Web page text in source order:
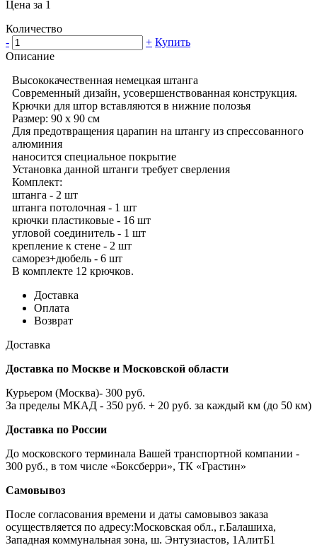
Цена за 1
Количество
-
+ Купить
Описание
Высококачественная немецкая штанга
Современный дизайн, усовершенствованная конструкция.
Крючки для штор вставляются в нижние полозья
Размер: 90 х 90 см
Для предотвращения царапин на штангу из спрессованного
алюминия
наносится специальное покрытие
Установка данной штанги требует сверления
Комплект:
штанга - 2 шт
штанга потолочная - 1 шт
крючки пластиковые - 16 шт
угловой соединитель - 1 шт
крепление к стене - 2 шт
саморез+дюбель - 6 шт
В комплекте 12 крючков.
Доставка
Оплата
Возврат
Доставка
Доставка по Москве и Московской области
Курьером (Москва)- 300 руб.
За пределы МКАД - 350 руб. + 20 руб. за каждый км (до 50 км)
Доставка по России
До московского терминала Вашей транспортной компании -
300 руб., в том числе «Боксберри», ТК «Грастин»
Самовывоз
После согласования времени и даты самовывоз заказа
осуществляется по адресу:Московская обл., г.Балашиха,
Западная коммунальная зона, ш. Энтузиастов, 1АлитБ1